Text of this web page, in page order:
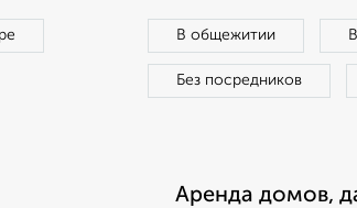
В общежитии
Без посредников
Аренда домов,